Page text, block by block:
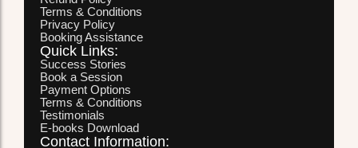
Terms & Conditions
Privacy Policy
Booking Assistance
Quick Links:
Success Stories
Book a Session
Payment Options
Terms & Conditions
Testimonials
E-books Download
Contact Information: